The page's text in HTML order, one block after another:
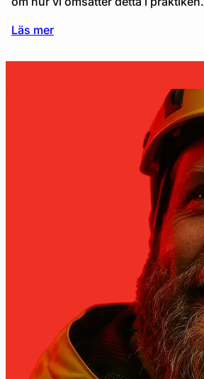
Läs mer